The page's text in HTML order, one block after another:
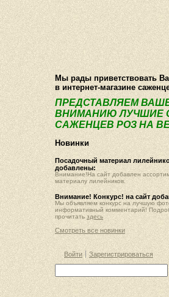
О компании Как купить
Мы рады приветствовать
в интернет-магазине
ПРЕДСТАВЛЯЕМ
ВНИМАНИЮ ЛУЧШИЕ
САЖЕНЦЕВ РОЗ НА
Новинки
Посадочный материал
добавлены:
Внимание!На сайт добавлен
материалу лилейников.
Внимание! Конкурс! на сайт
Мы объявляем конкурс на лучшую
информативный комментарий!
прочитать здесь
Смотреть все новинки
Войти Зарегистрироваться